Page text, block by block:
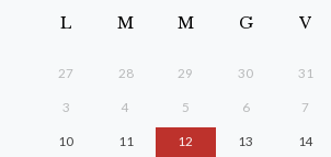
L M M G V
27 28 29 30 31
3 4 5 6 7
10 11 12 13 14